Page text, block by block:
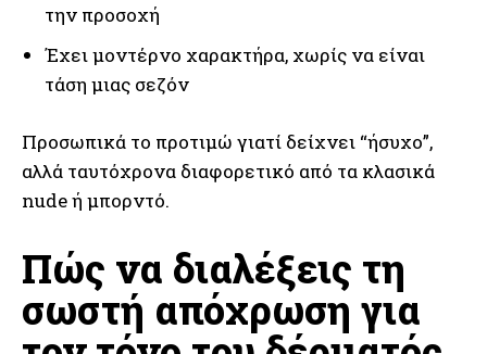
την προσοχή
Έχει μοντέρνο χαρακτήρα, χωρίς να είναι
τάση μιας σεζόν
Προσωπικά το προτιμώ γιατί δείχνει “ήσυχο”,
αλλά ταυτόχρονα διαφορετικό από τα κλασικά
nude ή μπορντό.
Πώς να διαλέξεις τη
σωστή απόχρωση για